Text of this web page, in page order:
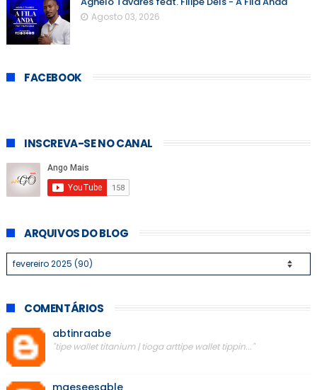
Agosto 03, 2026
FACEBOOK
INSCREVA-SE NO CANAL
ARQUIVOS DO BLOG
COMENTÁRIOS
abtinraabe
"tipe wallet titanium | tioga arttipe wallet tippin..."